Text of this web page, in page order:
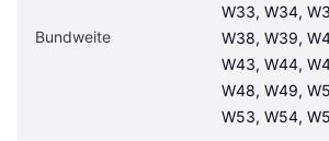
Bundweite
W33, W34,
W38, W39,
W43, W44,
W48, W49,
W53, W54,